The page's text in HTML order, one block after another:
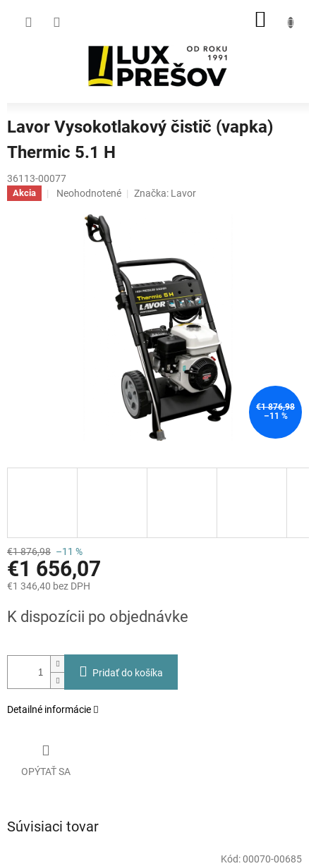
Lavor Vysokotlakový čistič (vapka)
Thermic 5.1 H
36113-00077
Akcia
Priemerné
produktu
Neohodnotené Značka: Lavor
€1 876,98
–11 %
€1 876,98 –11 %
€1 656,07
€1 346,40 bez DPH
cena:
K dispozícii po objednávke
Pridať do košíka
Detailné informácie
OPÝTAŤ SA
Súvisiaci tovar
Kód:00070-00685